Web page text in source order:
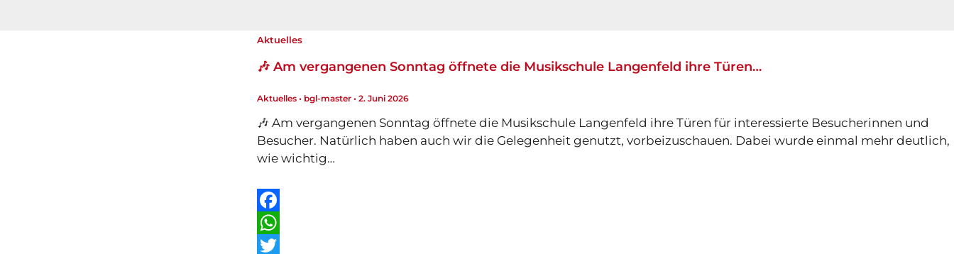
Aktuelles
🎶 Am vergangenen Sonntag öffnete die Musikschule Langenfeld ihre Türen…
Aktuelles• bgl-master • 2. Juni 2026
🎶 Am vergangenen Sonntag öffnete die Musikschule Langenfeld ihre Türen für interessierte Besucherinnen und
Besucher. Natürlich haben auch wir die Gelegenheit genutzt, vorbeizuschauen. Dabei wurde einmal mehr deutlich,
wie wichtig…
F
a
W